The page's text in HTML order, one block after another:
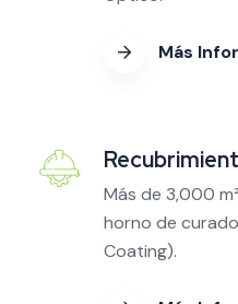
Más
Más de 3,000
horno de
Coating).